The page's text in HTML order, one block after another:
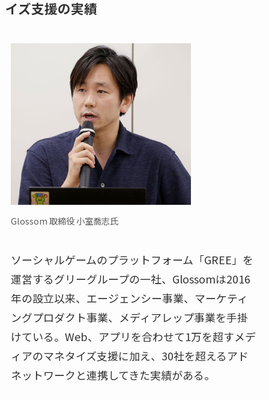
イズ支援の実績
Glossom 取締役 小室喬志氏
ソーシャルゲームのプラットフォーム「GREE」を
運営するグリーグループの一社、Glossomは2016
年の設立以来、エージェンシー事業、マーケティ
ングプロダクト事業、メディアレップ事業を手掛
けている。Web、アプリを合わせて1万を超すメデ
ィアのマネタイズ支援に加え、30社を超えるアド
ネットワークと連携してきた実績がある。